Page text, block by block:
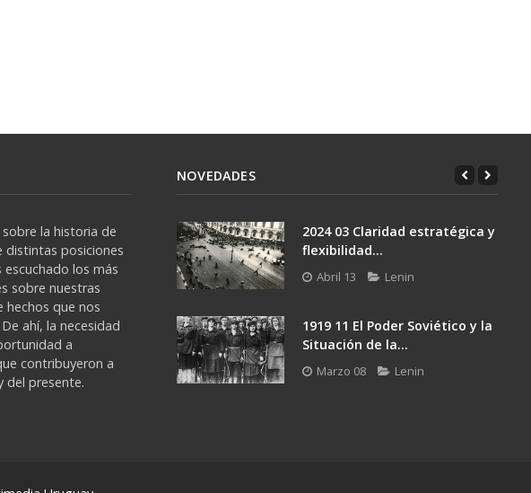
la historia de
distintas posiciones
los más
sobre nuestras
hechos que nos
ahí, la necesidad
a
contribuyeron a
del presente.
NOVEDADES
2024 03 Claridad estratégica y
flexibilidad...
Abril 13 Lenin
1919 11 El Poder Soviético y la
Situación de la...
Marzo 08 Lenin